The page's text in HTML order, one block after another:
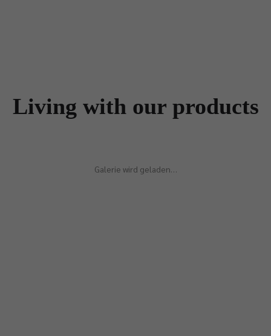
Living with our products
Galerie wird geladen…